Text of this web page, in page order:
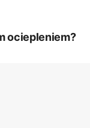
ociepleniem?